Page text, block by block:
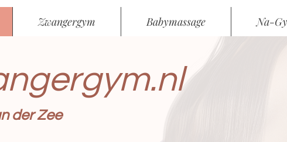
Zwangergym Babymassage Na-
der Zee